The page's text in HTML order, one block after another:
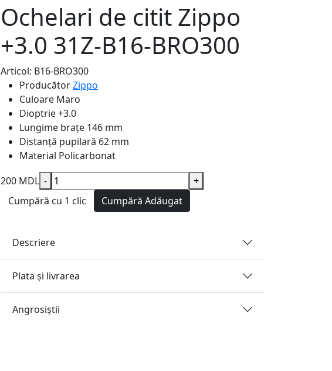
Ochelari de citit Zippo
+3.0 31Z-B16-BRO300
Articol: B16-BRO300
ProducătorZippo
Culoare Maro
Dioptrie+3.0
Lungime brațe 146 mm
Distanță pupilară 62 mm
Material Policarbonat
200 MDL -
+
Cumpără cu 1 clic
Cumpără Adăugat
Descriere
Plata și livrarea
Angrosiştii